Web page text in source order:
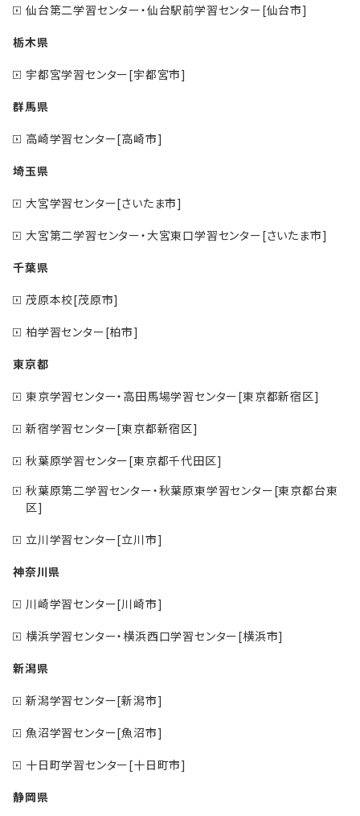
仙台第二学習センター・仙台駅前学習センター[仙台市]
栃木県
宇都宮学習センター[宇都宮市]
群馬県
高崎学習センター[高崎市]
埼玉県
大宮学習センター[さいたま市]
大宮第二学習センター・大宮東口学習センター[さいたま市]
千葉県
茂原本校[茂原市]
柏学習センター[柏市]
東京都
東京学習センター・高田馬場学習センター[東京都新宿区]
新宿学習センター[東京都新宿区]
秋葉原学習センター[東京都千代田区]
秋葉原第二学習センター・秋葉原東学習センター[東京都台東
区]
立川学習センター[立川市]
神奈川県
川崎学習センター[川崎市]
横浜学習センター・横浜西口学習センター[横浜市]
新潟県
新潟学習センター[新潟市]
魚沼学習センター[魚沼市]
十日町学習センター[十日町市]
静岡県